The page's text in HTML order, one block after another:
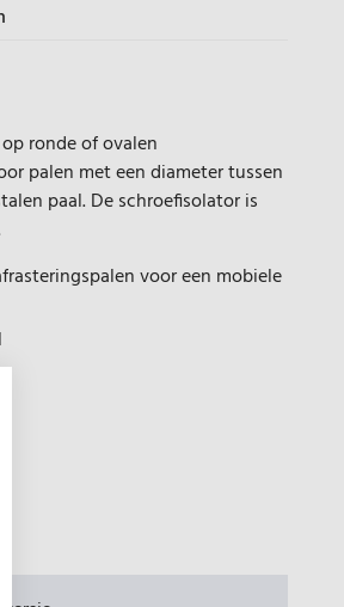
ronde of ovalen
palen met een diameter tussen
paal. De schroefisolator is
voor een mobiele